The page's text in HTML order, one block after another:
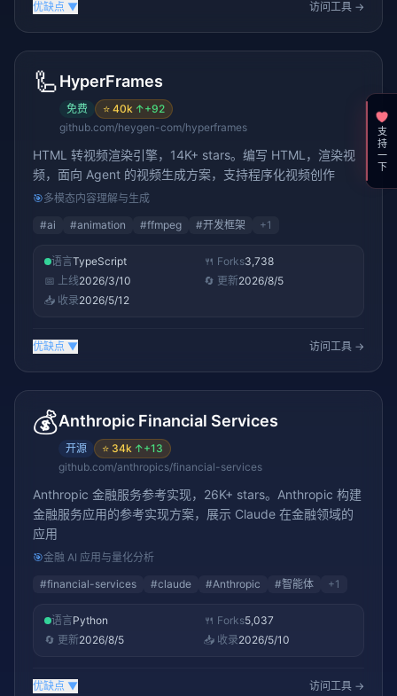
优缺点 ▼ 访问工具 →
🦾HyperFrames
免费 ⭐ 40k ↑+92
github.com/heygen-com/hyperframes
HTML 转视频渲染引擎，14K+ stars。编写 HTML，渲染视
频，面向 Agent 的视频生成方案，支持程序化视频创作
🎯多模态内容理解与生成
#ai #animation #ffmpeg #开发框架 +1
语言TypeScript 🍴 Forks3,738
📅 上线2026/3/10 🔄 更新2026/8/5
📥 收录2026/5/12
优缺点 ▼ 访问工具 →
💰Anthropic Financial Services
开源 ⭐ 34k ↑+13
github.com/anthropics/financial-services
Anthropic 金融服务参考实现，26K+ stars。Anthropic 构建
金融服务应用的参考实现方案，展示 Claude 在金融领域的
应用
🎯金融 AI 应用与量化分析
#financial-services #claude #Anthropic #智能体 +1
语言Python 🍴 Forks5,037
🔄 更新2026/8/5 📥 收录2026/5/10
优缺点 ▼ 访问工具 →
支持一下